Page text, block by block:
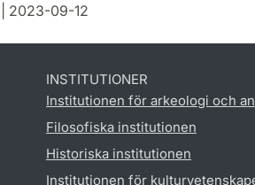
2023-09-12
INSTITUTIONER
Institutionen för arkeologi och
Filosofiska institutionen
Historiska institutionen
Institutionen för